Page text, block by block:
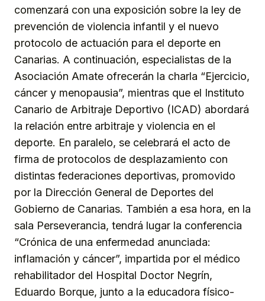
comenzará con una exposición sobre la ley de
prevención de violencia infantil y el nuevo
protocolo de actuación para el deporte en
Canarias. A continuación, especialistas de la
Asociación Amate ofrecerán la charla “Ejercicio,
cáncer y menopausia”, mientras que el Instituto
Canario de Arbitraje Deportivo (ICAD) abordará
la relación entre arbitraje y violencia en el
deporte. En paralelo, se celebrará el acto de
firma de protocolos de desplazamiento con
distintas federaciones deportivas, promovido
por la Dirección General de Deportes del
Gobierno de Canarias. También a esa hora, en la
sala Perseverancia, tendrá lugar la conferencia
“Crónica de una enfermedad anunciada:
inflamación y cáncer”, impartida por el médico
rehabilitador del Hospital Doctor Negrín,
Eduardo Borque, junto a la educadora físico-